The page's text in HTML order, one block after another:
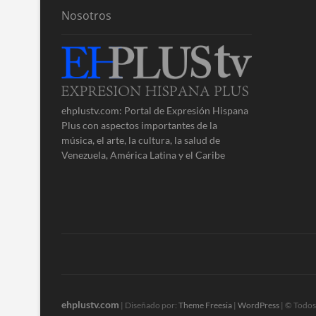
Nosotros
ehplustv.com: Portal de Expresión Hispana
Plus con aspectos importantes de la
música, el arte, la cultura, la salud de
Venezuela, América Latina y el Caribe
ehplustv.com | Diseñado por: Theme Freesia | WordPress | ©